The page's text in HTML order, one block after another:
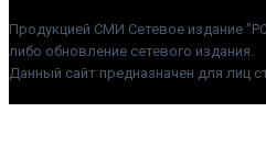
Продукцией СМИ Сетевое издание
либо обновление сетевого издания.
Данный сайт предназначен для лиц